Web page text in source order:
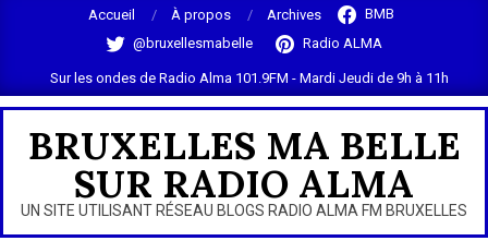
Accueil À propos Archives
BMB
@bruxellesmabelle
Radio ALMA
Sur les ondes de Radio Alma 101.9FM - Mardi Jeudi de 9h à 11h
BRUXELLES MA BELLE
SUR RADIO ALMA
UN SITE UTILISANT RÉSEAU BLOGS RADIO ALMA FM BRUXELLES